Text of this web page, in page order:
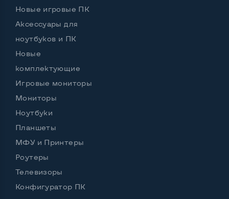
Возможности видеокарты:
Тип видеокарты
Видеопроцессор ноутбука
Размер видеопамяти, Гб
Удобство пользования:
Материал корпуса
Подсветка клавиатуры
Русские и украинские буквы на клавиатуре
Новые игровые ПК
Аксессуары для
ноутбуков и ПК
Новые
комплектующие
Игровые мониторы
Мониторы
Ноутбуки
Планшеты
МФУ и Принтеры
Роутеры
Телевизоры
Конфигуратор ПК